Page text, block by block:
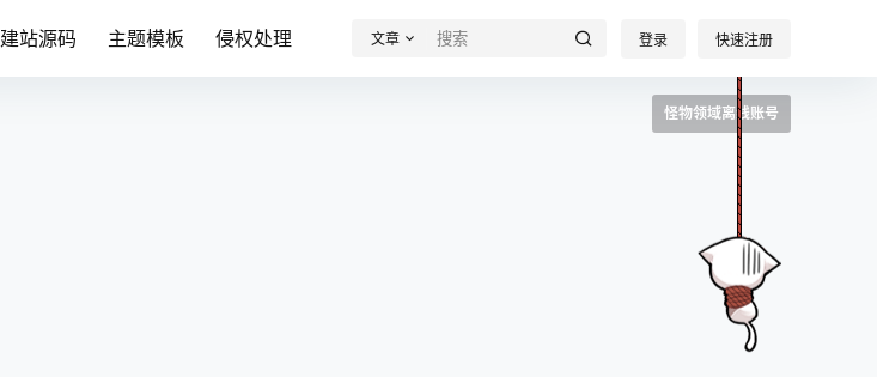
建站源码 主题模板 侵权处理 文章 登录 快速注册
怪物领域离线账号